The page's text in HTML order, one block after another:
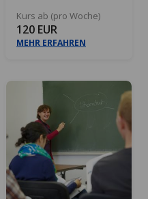
Kurs ab (pro Woche)
120 EUR
MEHR ERFAHREN